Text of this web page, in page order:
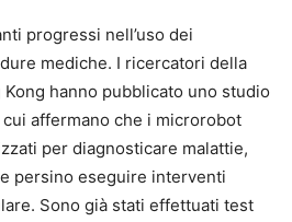
progressi nell’uso dei
mediche. I ricercatori della
hanno pubblicato uno studio
affermano che i microrobot
per diagnosticare malattie,
persino eseguire interventi
Sono già stati effettuati test